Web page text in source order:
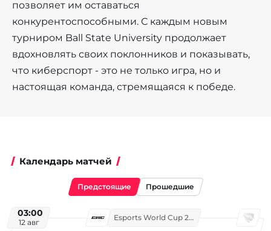
позволяет им оставаться
конкурентоспособными. С каждым новым
турниром Ball State University продолжает
вдохновлять своих поклонников и показывать,
что киберспорт - это не только игра, но и
настоящая команда, стремящаяся к победе.
Календарь матчей
Предстоящие Прошедшие
03:00
12 авг
Esports World Cup 2026